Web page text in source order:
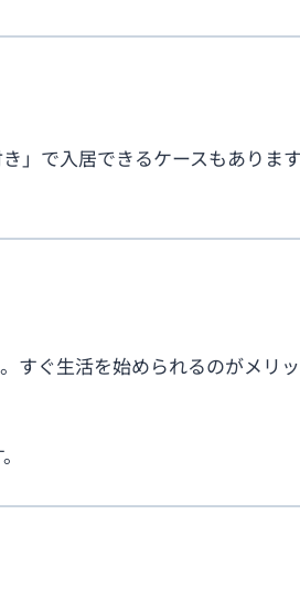
」で入居できるケースもありま
すぐ生活を始められるのがメリ